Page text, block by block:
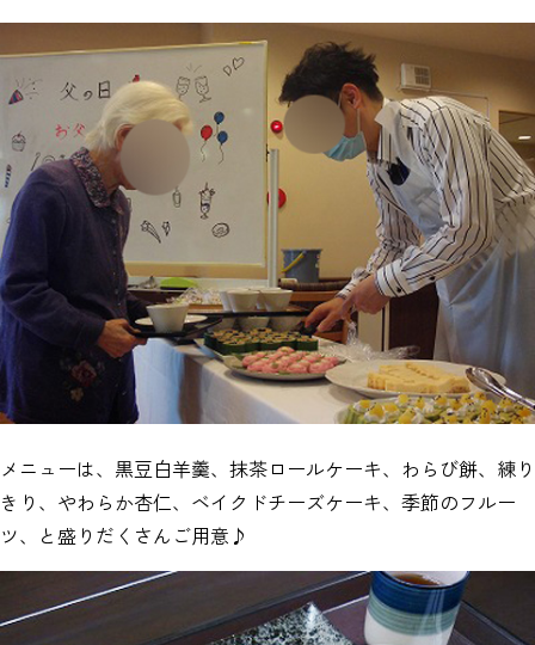
メニューは、黒豆白羊羹、抹茶ロールケーキ、わらび餅、練り
きり、やわらか杏仁、ベイクドチーズケーキ、季節のフルー
ツ、と盛りだくさんご用意♪